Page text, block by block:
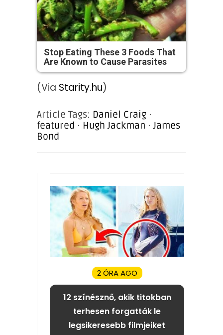
Stop Eating These 3 Foods That
Are Known to Cause Parasites
(Via Starity.hu)
Article Tags: Daniel Craig ·
featured · Hugh Jackman · James
Bond
2 ÓRA AGO
12 színésznő, akik titokban
terhesen forgatták le
legsikeresebb filmjeiket